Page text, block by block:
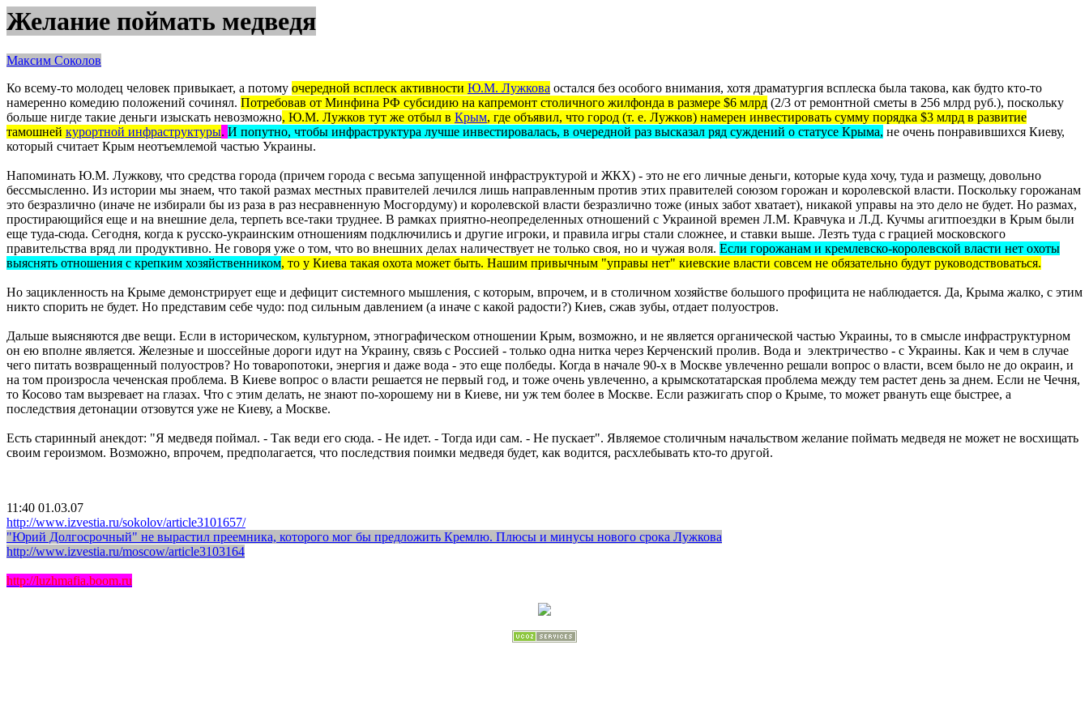
Желание поймать медведя
Максим Соколов
Ко всему-то молодец человек привыкает, а потому очередной всплеск активности Ю.М. Лужкова остался без особого внимания, хотя драматургия всплеска была такова, как будто кто-то
намеренно комедию положений сочинял. Потребовав от Минфина РФ субсидию на капремонт столичного жилфонда в размере $6 млрд (2/3 от ремонтной сметы в 256 млрд руб.), поскольку
больше нигде такие деньги изыскать невозможно, Ю.М. Лужков тут же отбыл в Крым, где объявил, что город (т. е. Лужков) намерен инвестировать сумму порядка $3 млрд в развитие
тамошней курортной инфраструктуры. И попутно, чтобы инфраструктура лучше инвестировалась, в очередной раз высказал ряд суждений о статусе Крыма, не очень понравившихся Киеву,
который считает Крым неотъемлемой частью Украины.
Напоминать Ю.М. Лужкову, что средства города (причем города с весьма запущенной инфраструктурой и ЖКХ) - это не его личные деньги, которые куда хочу, туда и размещу, довольно
бессмысленно. Из истории мы знаем, что такой размах местных правителей лечился лишь направленным против этих правителей союзом горожан и королевской власти. Поскольку горожанам
это безразлично (иначе не избирали бы из раза в раз несравненную Мосгордуму) и королевской власти безразлично тоже (иных забот хватает), никакой управы на это дело не будет. Но размах,
простирающийся еще и на внешние дела, терпеть все-таки труднее. В рамках приятно-неопределенных отношений с Украиной времен Л.М. Кравчука и Л.Д. Кучмы агитпоездки в Крым были
еще туда-сюда. Сегодня, когда к русско-украинским отношениям подключились и другие игроки, и правила игры стали сложнее, и ставки выше. Лезть туда с грацией московского
правительства вряд ли продуктивно. Не говоря уже о том, что во внешних делах наличествует не только своя, но и чужая воля. Если горожанам и кремлевско-королевской власти нет охоты
выяснять отношения с крепким хозяйственником, то у Киева такая охота может быть. Нашим привычным "управы нет" киевские власти совсем не обязательно будут руководствоваться.
Но зацикленность на Крыме демонстрирует еще и дефицит системного мышления, с которым, впрочем, и в столичном хозяйстве большого профицита не наблюдается. Да, Крыма жалко, с этим
никто спорить не будет. Но представим себе чудо: под сильным давлением (а иначе с какой радости?) Киев, сжав зубы, отдает полуостров.
Дальше выясняются две вещи. Если в историческом, культурном, этнографическом отношении Крым, возможно, и не является органической частью Украины, то в смысле инфраструктурном
он ею вполне является. Железные и шоссейные дороги идут на Украину, связь с Россией - только одна нитка через Керченский пролив. Вода и электричество - с Украины. Как и чем в случае
чего питать возвращенный полуостров? Но товаропотоки, энергия и даже вода - это еще полбеды. Когда в начале 90-х в Москве увлеченно решали вопрос о власти, всем было не до окраин, и
на том произросла чеченская проблема. В Киеве вопрос о власти решается не первый год, и тоже очень увлеченно, а крымскотатарская проблема между тем растет день за днем. Если не Чечня,
то Косово там вызревает на глазах. Что с этим делать, не знают по-хорошему ни в Киеве, ни уж тем более в Москве. Если разжигать спор о Крыме, то может рвануть еще быстрее, а
последствия детонации отзовутся уже не Киеву, а Москве.
Есть старинный анекдот: "Я медведя поймал. - Так веди его сюда. - Не идет. - Тогда иди сам. - Не пускает". Являемое столичным начальством желание поймать медведя не может не восхищать
своим героизмом. Возможно, впрочем, предполагается, что последствия поимки медведя будет, как водится, расхлебывать кто-то другой.
11:40 01.03.07
http://www.izvestia.ru/sokolov/article3101657/
"Юрий Долгосрочный" не вырастил преемника, которого мог бы предложить Кремлю. Плюсы и минусы нового срока Лужкова
http://www.izvestia.ru/moscow/article3103164
http://luzhmafia.boom.ru